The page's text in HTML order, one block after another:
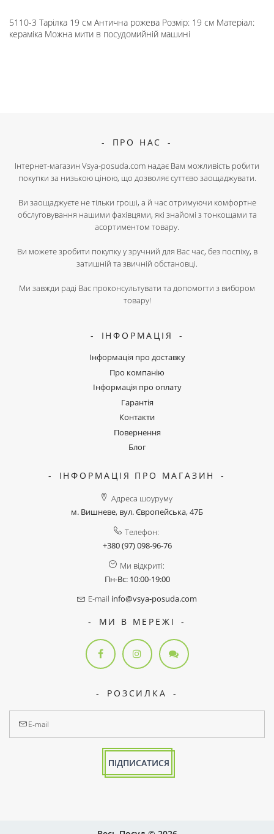
5110-3 Тарілка 19 см Антична рожева Розмір: 19 см Матеріал:
кераміка Можна мити в посудомийній машині
ПРО НАС
Інтернет-магазин Vsya-posuda.com надає Вам можливість робити
покупки за низькою ціною, що дозволяє суттєво заощаджувати.
Ви заощаджуєте не тільки гроші, а й час отримуючи комфортне
обслуговування нашими фахівцями, які знайомі з тонкощами та
асортиментом товару.
Ви можете зробити покупку у зручний для Вас час, без поспіху, в
затишній та звичній обстановці.
Ми завжди раді Вас проконсультувати та допомогти з вибором
товару!
ІНФОРМАЦІЯ
Інформація про доставку
Про компанію
Інформація про оплату
Гарантія
Контакти
Повернення
Блог
ІНФОРМАЦІЯ ПРО МАГАЗИН
Адреса шоуруму
м. Вишневе, вул. Європейська, 47Б
Телефон:
+380 (97) 098-96-76
Ми відкриті:
Пн-Вс: 10:00-19:00
E-mail info@vsya-posuda.com
МИ В МЕРЕЖІ
РОЗСИЛКА
ПІДПИСАТИСЯ